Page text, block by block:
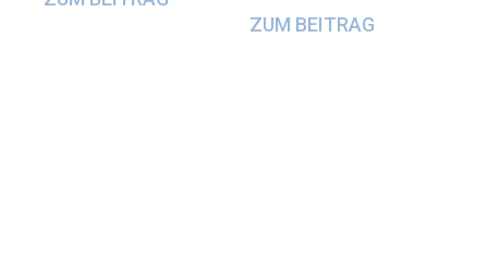
ZUM BEITRAG